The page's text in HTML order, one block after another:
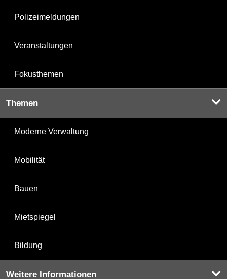
Polizeimeldungen
Veranstaltungen
Fokusthemen
Themen
Moderne Verwaltung
Mobilität
Bauen
Mietspiegel
Bildung
Weitere Informationen